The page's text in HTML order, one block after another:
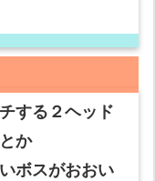
する２ヘッド
か
ボスがおおい